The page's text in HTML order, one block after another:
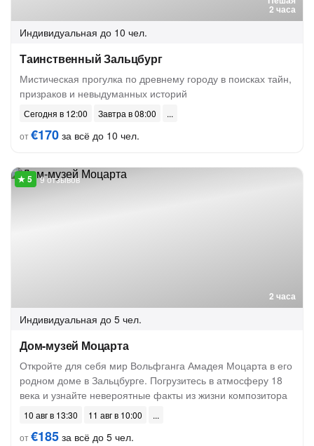
2 часа
Индивидуальная до 10 чел.
Таинственный Зальцбург
Мистическая прогулка по древнему городу в поисках тайн,
призраков и невыдуманных историй
Сегодня в 12:00
Завтра в 08:00
от€170 за всё до 10 чел.
2 часа
9 отзывов
Индивидуальная до 5 чел.
Дом-музей Моцарта
Откройте для себя мир Вольфганга Амадея Моцарта в его
родном доме в Зальцбурге. Погрузитесь в атмосферу 18
века и узнайте невероятные факты из жизни композитора
10 авг в 13:30
11 авг в 10:00
от€185 за всё до 5 чел.